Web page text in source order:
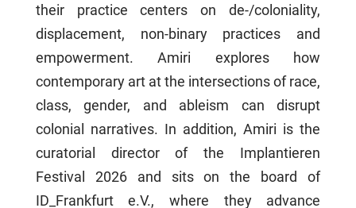
their practice centers on de-/coloniality,
displacement, non-binary practices and
empowerment. Amiri explores how
contemporary art at the intersections of race,
class, gender, and ableism can disrupt
colonial narratives. In addition, Amiri is the
curatorial director of the Implantieren
Festival 2026 and sits on the board of
ID_Frankfurt e.V., where they advance